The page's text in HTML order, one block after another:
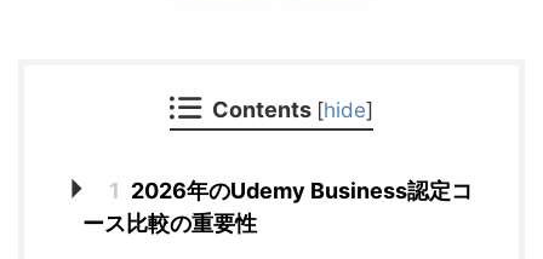
Contents [hide]
1 2026年のUdemy Business認定コ
ース比較の重要性